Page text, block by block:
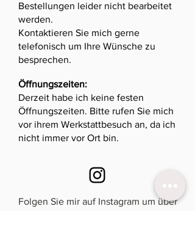
Bestellungen leider nicht bearbeitet
werden.
Kontaktieren Sie mich gerne
telefonisch um Ihre Wünsche zu
besprechen.
Öffnungszeiten:
Derzeit habe ich keine festen
Öffnungszeiten. Bitte rufen Sie mich
vor ihrem Werkstattbesuch an, da ich
nicht immer vor Ort bin.
Folgen Sie mir auf Instagram um über